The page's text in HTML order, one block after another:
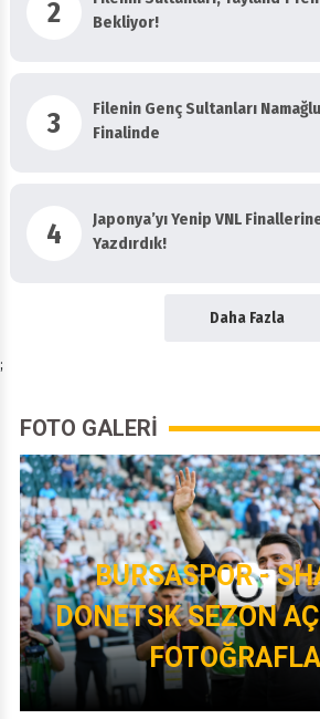
2
Filenin Sultanları, Tayland'ı
Bekliyor!
3
Filenin Genç Sultanları
4
Japonya’yı Yenip VNL Finallerine Adımızı
FOTO GALERİ
BURSASPOR -
DONETSK SEZON